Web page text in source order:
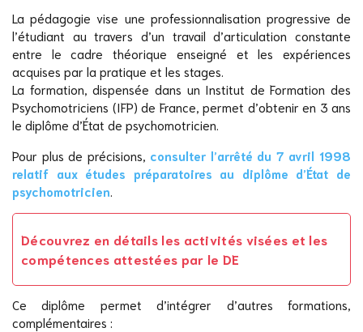
La pédagogie vise une professionnalisation progressive de
l’étudiant au travers d’un travail d’articulation constante
entre le cadre théorique enseigné et les expériences
acquises par la pratique et les stages.
La formation, dispensée dans un Institut de Formation des
Psychomotriciens (IFP) de France, permet d’obtenir en 3 ans
le diplôme d’État de psychomotricien.
Pour plus de précisions, consulter l’arrêté du 7 avril 1998
relatif aux études préparatoires au diplôme d’État de
psychomotricien.
Découvrez en détails les activités visées et les
compétences attestées par le DE
Ce diplôme permet d’intégrer d’autres formations,
complémentaires :